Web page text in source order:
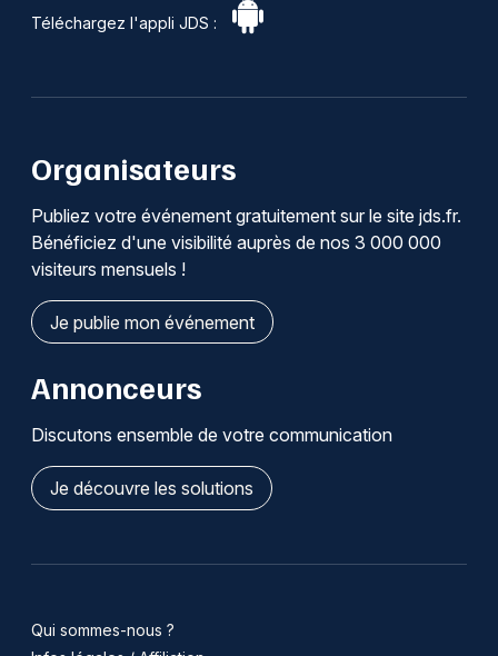
Téléchargez l'appli JDS :
Organisateurs
Publiez votre événement gratuitement sur le site jds.fr.
Bénéficiez d'une visibilité auprès de nos 3 000 000
visiteurs mensuels !
Je publie mon événement
Annonceurs
Discutons ensemble de votre communication
Je découvre les solutions
Qui sommes-nous ?